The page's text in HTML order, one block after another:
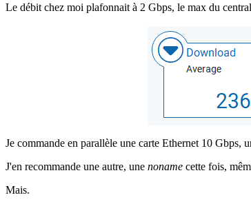
Le débit chez moi plafonnait à 2 Gbps, le max du
Je commande en parallèle une carte Ethernet 10 Gbps,
J'en recommande une autre, une noname cette fois,
Mais.